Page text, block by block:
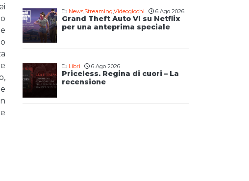
News,Streaming,Videogiochi 6 Ago 2026
Grand Theft Auto VI su Netflix
per una anteprima speciale
Libri 6 Ago 2026
Priceless. Regina di cuori – La
recensione